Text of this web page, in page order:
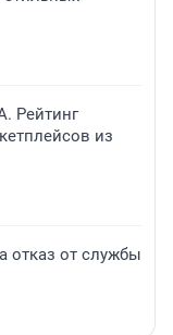
Рейтинг
из
отказ от службы